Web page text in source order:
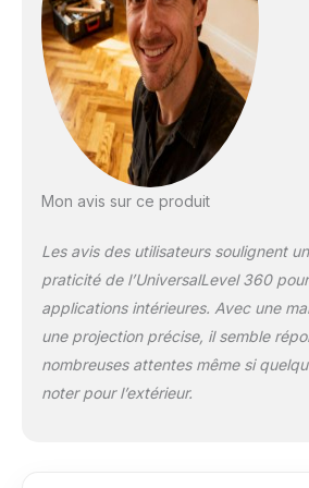
mode
obliques,
effectuer
à niveau
Nos
un
Vous en
ci-
avec :
Mon avis sur ce produit
Les avis des utilisateurs soulignent
praticité de l’UniversalLevel 360
applications intérieures. Avec une
une projection précise, il semble
nombreuses attentes même si
noter pour l’extérieur.